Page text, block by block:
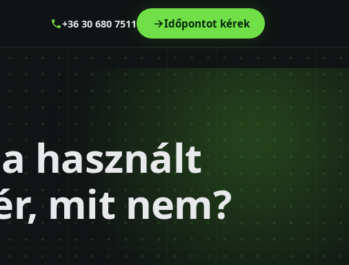
+36 30 680 7511 Időpontot kérek
használt
mit nem?